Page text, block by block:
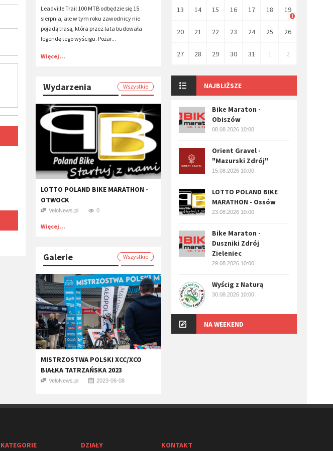
Leadville Trail 100 MTB odbędzie się 15
sierpnia, ale w tym roku zawodnicy nie
pojadą trasą, która przez lata budowała
legendę tego wyścigu. Pożar...
Więcej...
Wydarzenia Wszystkie
LOTTO POLAND BIKE MARATHON -
OTWOCK
VeloNews.pl 0
Więcej...
Galerie Wszystkie
MISTRZOSTWA POLSKI XCC/XCO
BIAŁKA TATRZAŃSKA 2023
VeloNews.pl 2023-06-08
13 14 15 16 17 18 19
1
20 21 22 23 24 25 26
27 28 29 30 31 1 2
NAJBLIŻSZE
Bike Maraton -
Obiszów
08.08.2026 10:00
Orient Gravel -
"Mazurski Zdrój"
15.08.2026 10:00
LOTTO POLAND BIKE
MARATHON - Ossów
23.08.2026 10:00
Bike Maraton -
Duszniki Zdrój
Zieleniec
29.08.2026 10:00
Wyścig z Naturą
30.08.2026 10:00
NA WEEKEND
KATEGORIE DZIAŁY KONTAKT